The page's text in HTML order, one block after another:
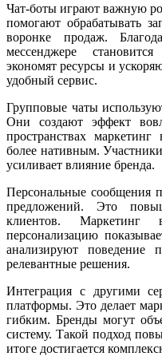
Чат-боты играют важную
помогают обрабатывать
воронке продаж.
мессенджере
экономят ресурсы и
удобный сервис.
Групповые чаты
Они создают эффект
пространствах
более нативным.
усиливает влияние бренда.
Персональные сообщения
предложений. Это
клиентов.
персонализацию
анализируют поведение
релевантные решения.
Интеграция с другими
платформы. Это делает
гибким. Бренды могут
систему. Такой подход
итоге достигается